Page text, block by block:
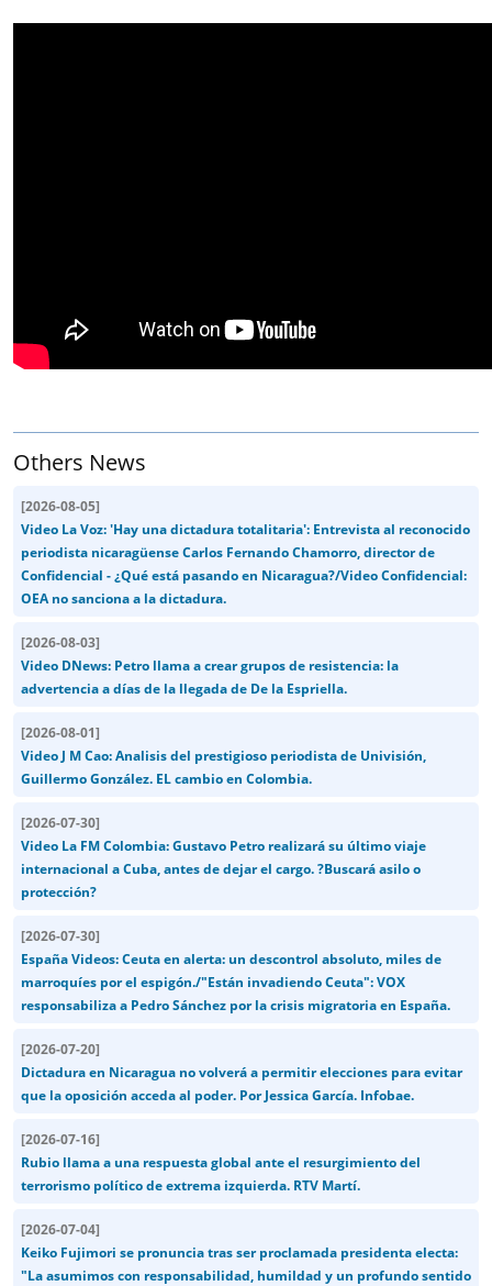
Others News
[2026-08-05]
Video La Voz: 'Hay una dictadura totalitaria': Entrevista al reconocido
periodista nicaragüense Carlos Fernando Chamorro, director de
Confidencial - ¿Qué está pasando en Nicaragua?/Video Confidencial:
OEA no sanciona a la dictadura.
[2026-08-03]
Video DNews: Petro llama a crear grupos de resistencia: la
advertencia a días de la llegada de De la Espriella.
[2026-08-01]
Video J M Cao: Analisis del prestigioso periodista de Univisión,
Guillermo González. EL cambio en Colombia.
[2026-07-30]
Video La FM Colombia: Gustavo Petro realizará su último viaje
internacional a Cuba, antes de dejar el cargo. ?Buscará asilo o
protección?
[2026-07-30]
España Videos: Ceuta en alerta: un descontrol absoluto, miles de
marroquíes por el espigón./"Están invadiendo Ceuta": VOX
responsabiliza a Pedro Sánchez por la crisis migratoria en España.
[2026-07-20]
Dictadura en Nicaragua no volverá a permitir elecciones para evitar
que la oposición acceda al poder. Por Jessica García. Infobae.
[2026-07-16]
Rubio llama a una respuesta global ante el resurgimiento del
terrorismo político de extrema izquierda. RTV Martí.
[2026-07-04]
Keiko Fujimori se pronuncia tras ser proclamada presidenta electa:
"La asumimos con responsabilidad, humildad y un profundo sentido